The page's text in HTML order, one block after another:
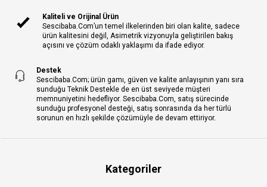
Kaliteli ve Orijinal Ürün
Sescibaba.Com’un temel ilkelerinden biri olan kalite, sadece
ürün kalitesini değil, Asimetrik vizyonuyla geliştirilen bakış
açısını ve çözüm odaklı yaklaşımı da ifade ediyor.
Destek
Sescibaba.Com; ürün gamı, güven ve kalite anlayışının yanı sıra
sunduğu Teknik Destekle de en üst seviyede müşteri
memnuniyetini hedefliyor. Sescibaba.Com, satış sürecinde
sunduğu profesyonel desteği, satış sonrasında da her türlü
sorunun en hızlı şekilde çözümüyle de devam ettiriyor.
Kategoriler